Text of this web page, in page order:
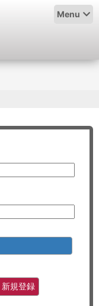
Menu
新規登録